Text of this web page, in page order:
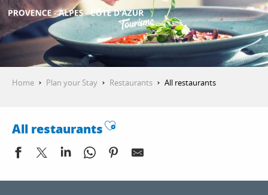
Aller
au
contenu
GET INSPIRED
PLAN YOUR STAY
Home Plan your Stay Restaurants All restaurants
All restaurantsAjouter aux favoris